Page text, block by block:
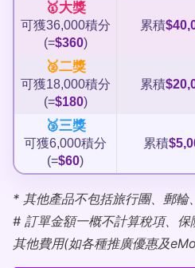
🥇大獎
可獲36,000積分
(=$360)
累積
🥈二獎
可獲18,000積分
(=$180)
累積
🥉三獎
可獲6,000積分
(=$60)
累積
* 其他產品不包括旅行團、郵輪
# 訂單金額一概不計算稅項、
其他費用(如各種推廣優惠及